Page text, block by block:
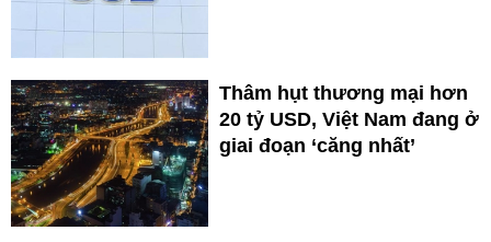
Thâm hụt thương mại hơn
20 tỷ USD, Việt Nam đang ở
giai đoạn ‘căng nhất’